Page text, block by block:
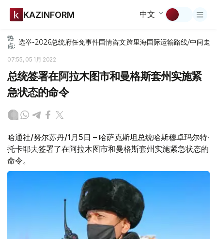
KAZINFORM 中文
热
点: 选举-2026总统府任免事件国情咨文跨里海国际运输路线/中间走廊
07:55, 05 1月 2022
总统签署在阿拉木图市和曼格斯套州实施紧
急状态的命令
哈通社/努尔苏丹/1月5日 – 哈萨克斯坦总统哈斯穆卓玛尔特·
托卡耶夫签署了在阿拉木图市和曼格斯套州实施紧急状态的
命令。